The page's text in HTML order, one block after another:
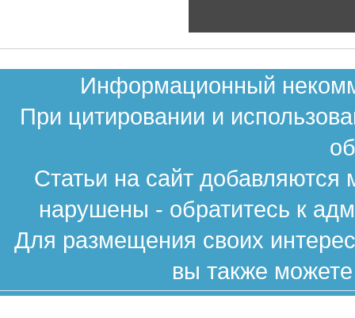
Информационный
При цитировании и
Статьи на сайт
нарушены - обратитесь к
Для размещения своих
вы также